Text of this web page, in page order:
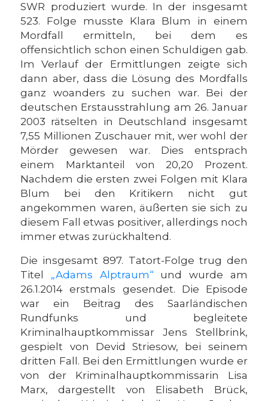
SWR produziert wurde. In der insgesamt
523. Folge musste Klara Blum in einem
Mordfall ermitteln, bei dem es
offensichtlich schon einen Schuldigen gab.
Im Verlauf der Ermittlungen zeigte sich
dann aber, dass die Lösung des Mordfalls
ganz woanders zu suchen war. Bei der
deutschen Erstausstrahlung am 26. Januar
2003 rätselten in Deutschland insgesamt
7,55 Millionen Zuschauer mit, wer wohl der
Mörder gewesen war. Dies entsprach
einem Marktanteil von 20,20 Prozent.
Nachdem die ersten zwei Folgen mit Klara
Blum bei den Kritikern nicht gut
angekommen waren, äußerten sie sich zu
diesem Fall etwas positiver, allerdings noch
immer etwas zurückhaltend.
Die insgesamt 897. Tatort-Folge trug den
Titel „Adams Alptraum“ und wurde am
26.1.2014 erstmals gesendet. Die Episode
war ein Beitrag des Saarländischen
Rundfunks und begleitete
Kriminalhauptkommissar Jens Stellbrink,
gespielt von Devid Striesow, bei seinem
dritten Fall. Bei den Ermittlungen wurde er
von der Kriminalhauptkommissarin Lisa
Marx, dargestellt von Elisabeth Brück,